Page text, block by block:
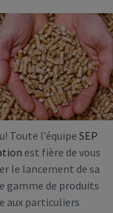
Toute l’équipe SEP
est fière de vous
le lancement de sa
gamme de produits
aux particuliers